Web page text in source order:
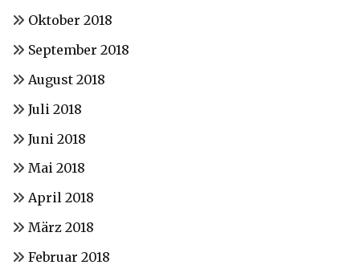
Oktober 2018
September 2018
August 2018
Juli 2018
Juni 2018
Mai 2018
April 2018
März 2018
Februar 2018